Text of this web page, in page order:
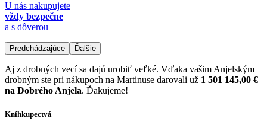
U nás nakupujete
vždy bezpečne
a s dôverou
Predchádzajúce Ďalšie
Aj z drobných vecí sa dajú urobiť veľké. Vďaka vašim Anjelským
drobným ste pri nákupoch na Martinuse darovali už 1 501 145,00 €
na Dobrého Anjela. Ďakujeme!
Kníhkupectvá